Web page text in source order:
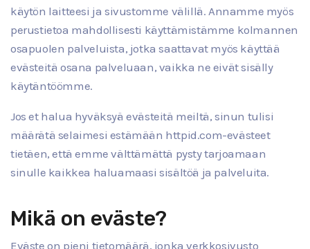
käytön laitteesi ja sivustomme välillä. Annamme myös
perustietoa mahdollisesti käyttämistämme kolmannen
osapuolen palveluista, jotka saattavat myös käyttää
evästeitä osana palveluaan, vaikka ne eivät sisälly
käytäntöömme.
Jos et halua hyväksyä evästeitä meiltä, sinun tulisi
määrätä selaimesi estämään httpid.com-evästeet
tietäen, että emme välttämättä pysty tarjoamaan
sinulle kaikkea haluamaasi sisältöä ja palveluita.
Mikä on eväste?
Eväste on pieni tietomäärä, jonka verkkosivusto